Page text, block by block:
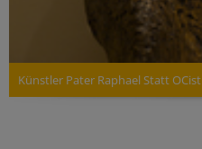
Künstler Pater Raphael Statt OCist